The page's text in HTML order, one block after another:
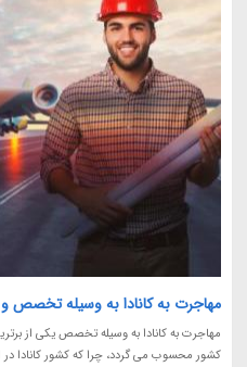
مهاجرت به کانادا به وسیله تخصص
مهاجرت به کانادا به وسیله تخصص یکی از
کشور محسوب می گردد، چرا که کشور کانادا